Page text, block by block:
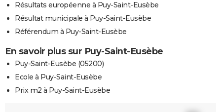
Résultats européenne à Puy-Saint-Eusèbe
Résultat municipale à Puy-Saint-Eusèbe
Référendum à Puy-Saint-Eusèbe
En savoir plus sur Puy-Saint-Eusèbe
Puy-Saint-Eusèbe (05200)
Ecole à Puy-Saint-Eusèbe
Prix m2 à Puy-Saint-Eusèbe